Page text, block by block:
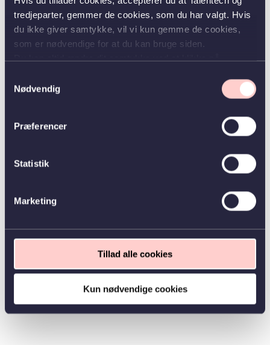
tredjeparter, gemmer de cookies, som du har valgt. Hvis
du ikke giver samtykke, vil vi kun gemme de cookies,
som er nødvendige for at du kan bruge siden.
Nødvendig
Præferencer
Statistik
Marketing
Tillad alle cookies
Kun nødvendige cookies